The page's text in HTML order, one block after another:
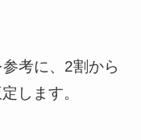
考に、2割から
します。